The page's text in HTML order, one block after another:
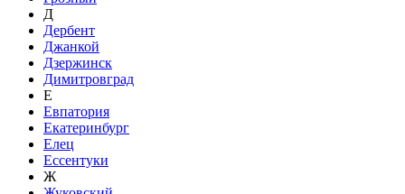
Д
Дербент
Джанкой
Дзержинск
Димитровград
Е
Евпатория
Екатеринбург
Елец
Ессентуки
Ж